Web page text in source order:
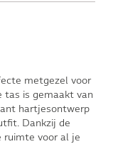
metgezel voor
tas is gemaakt van
hartjesontwerp
Dankzij de
ruimte voor al je